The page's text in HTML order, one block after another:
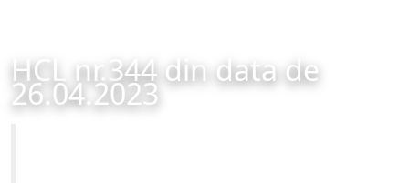
HCL nr.344 din data de
26.04.2023